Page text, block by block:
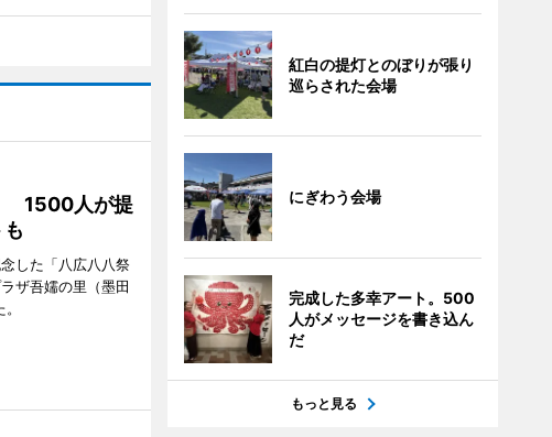
1500人が提
した「八広八八祭
ザ吾嬬の里（墨田
紅白の提灯とのぼりが張り
巡らされた会場
にぎわう会場
完成した多幸アート。500
人がメッセージを書き込ん
だ
もっと見る